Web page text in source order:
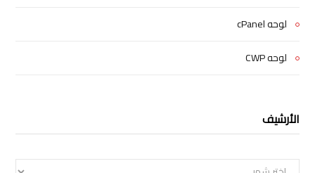
لوحه cPanel
لوحه CWP
الأرشيف
الأرشيف